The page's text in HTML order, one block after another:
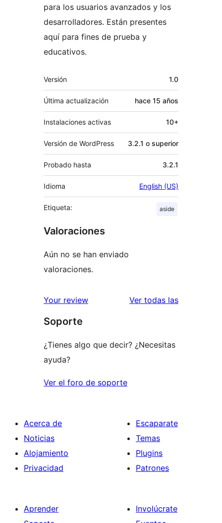
para los usuarios avanzados y los
desarrolladores. Están presentes
aquí para fines de prueba y
educativos.
Meta
Versión 1.0
Última actualización hace 15 años
Instalaciones activas 10+
Versión de WordPress 3.2.1 o superior
Probado hasta 3.2.1
Idioma English (US)
Etiqueta: aside
Valoraciones
Aún no se han enviado
valoraciones.
Your review Ver todas las
Soporte
¿Tienes algo que decir? ¿Necesitas
ayuda?
Ver el foro de soporte
Acerca de
Noticias
Alojamiento
Privacidad
Escaparate
Temas
Plugins
Patrones
Aprender
Involúcrate